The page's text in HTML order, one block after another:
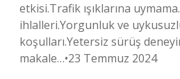
etkisi.Trafik ışıklarına
ihlalleri.Yorgunluk ve
koşulları.Yetersiz sürüş
makale…•23 Temmuz 2024